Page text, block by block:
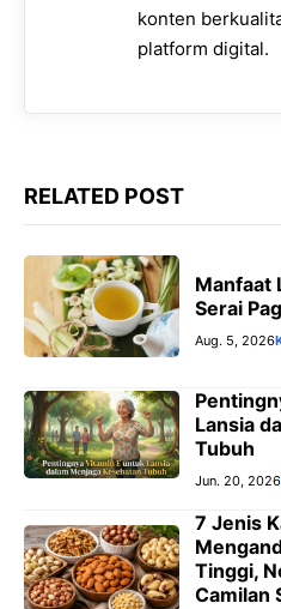
r
konten
platform digital.
RELATED POST
Manfaat
Serai
Aug. 5, 2026
Lansia
Tubuh
Jun. 20, 2026
7 Jenis
Tinggi,
Camilan